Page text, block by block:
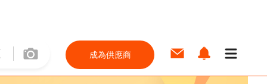
成為供應商